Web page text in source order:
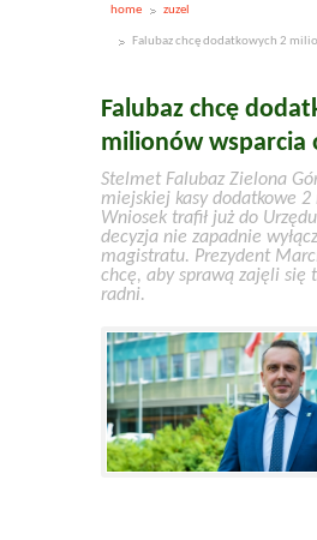
home zuzel
Falubaz chcę dodatkowych 2
Falubaz chcę
milionów wsparcia
Stelmet Falubaz Zielona
miejskiej kasy dodatkowe 2
Wniosek trafił już do
decyzja nie zapadnie
magistratu. Prezydent
chcę, aby sprawą zajęli się
radni.